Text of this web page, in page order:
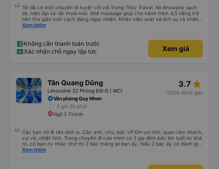
Tôi đã có một chuyến đi tuyệt vời với Trọng Thủy Travel. Xe limousine sạch
sẽ, hiện đại và rất thoải mái. Ghế massage giúp cho hành trình 4,5 tiếng trở
nên thư giãn một cách đáng ngạc nhiên. Nhân viên soát vé lịch sự và nhiệt
tình, tài xế cẩn thận và chuyên nghiệp, mọi thứ đều được tổ chức tốt. Các
đến khi đến nơi - đều suôn sẻ và không gặp rắc rối. Tôi rất hài lòng với công
ty này và chắc chắn sẽ chọn Trọng Thủy Travel một lần nữa. Rất đáng giới
thiệu!
Xem thêm
Không cần thanh toán trước
Xác nhận chỗ ngay lập tức
Xem giá
Tân Quang Dũng
Limousine 22 Phòng Đôi G ( WC)
3.7 star_rate
(3005 đánh giá)
Văn phòng Quy Nhơn
5 giờ 30 phút
Ngã 3 Thành
Các bạn nữ lễ tân xinh iu. Các anh, chú, bác VP ĐH vui tính, quan tâm khách,
vui vẻ, nhiệt tình. Trong chuyến đi của mình có 2 gia đình bác lớn tuổi nc khá
to, có bạn nv nhắc nhở thì 2 bác mắng lại bạn ấy. Nếu 2 bác ấy có đánh giá
xấu thì mình ngược lại nha. Bạn ấy nhắc nhở rất đúng. 2 bác nói rất to. To
bạn ấy nha. Nếu bạn ấy bị trừ thì bảo bạn ấy liên hệ sđt của mình, mình hỗ
Xem thêm